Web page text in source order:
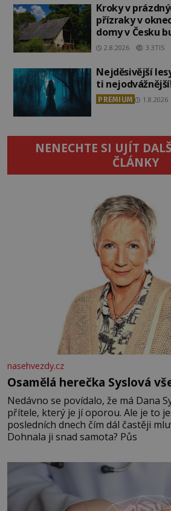
Kroky v
přízraky v
domy v Česku
2.8.2026 3.3TIS
Nejděsivější lesy
ti
PREMIUM 1.8.2026
NENECHTE SI UJÍT
ČLÁNKY
nasehvezdy.cz
Osamělá herečka Syslová
Nedávno se povídalo, že má Dana
přítele, který je jí oporou. Ale je to
posledních dnech čím dál častěji
Dohnala ji snad samota? Půs